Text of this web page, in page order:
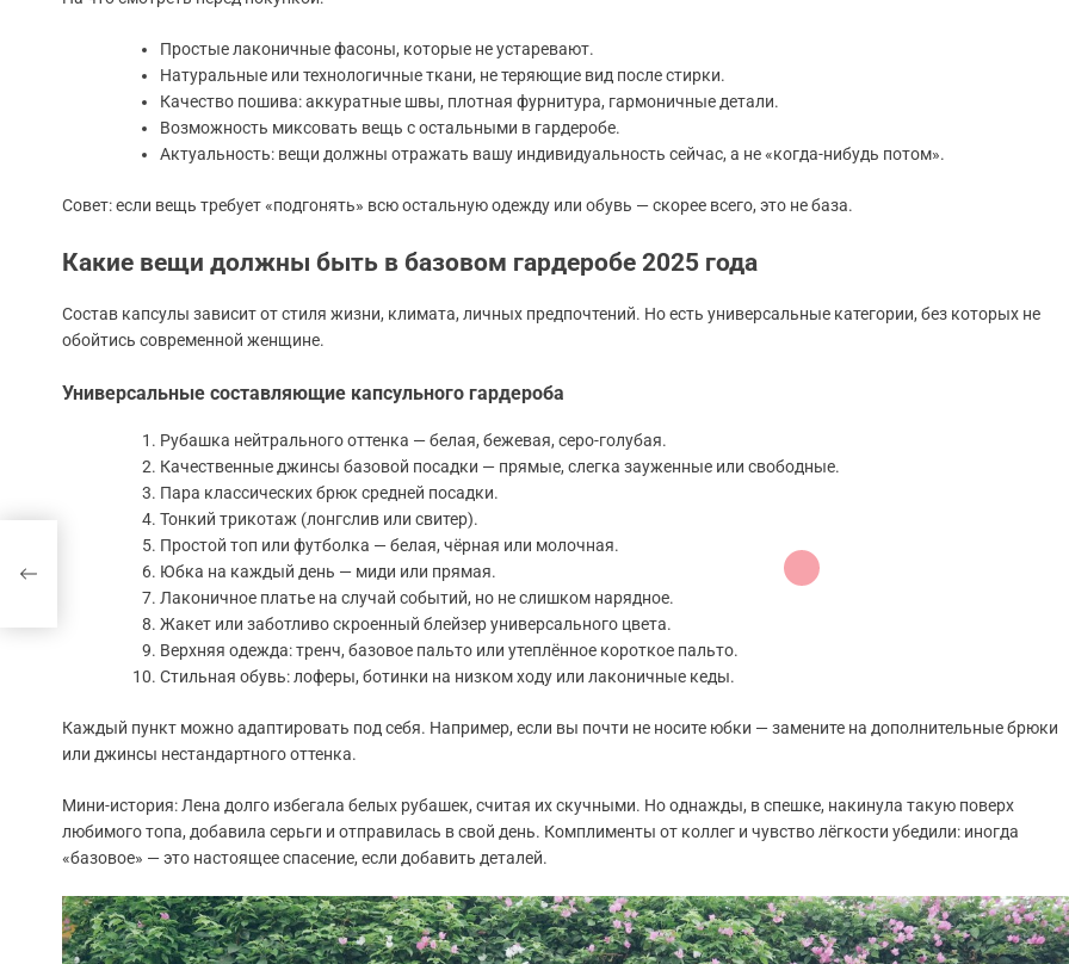
Простые лаконичные фасоны, которые не устаревают.
Натуральные или технологичные ткани, не теряющие вид после стирки.
Качество пошива: аккуратные швы, плотная фурнитура, гармоничные детали.
Возможность миксовать вещь с остальными в гардеробе.
Актуальность: вещи должны отражать вашу индивидуальность сейчас, а не «когда-нибудь потом».
Совет: если вещь требует «подгонять» всю остальную одежду или обувь — скорее всего, это не база.
Какие вещи должны быть в базовом гардеробе 2025 года
Состав капсулы зависит от стиля жизни, климата, личных предпочтений. Но есть универсальные категории, без которых не
обойтись современной женщине.
Универсальные составляющие капсульного гардероба
Рубашка нейтрального оттенка — белая, бежевая, серо-голубая.
Качественные джинсы базовой посадки — прямые, слегка зауженные или свободные.
Пара классических брюк средней посадки.
Тонкий трикотаж (лонгслив или свитер).
Простой топ или футболка — белая, чёрная или молочная.
Юбка на каждый день — миди или прямая.
Лаконичное платье на случай событий, но не слишком нарядное.
Жакет или заботливо скроенный блейзер универсального цвета.
Верхняя одежда: тренч, базовое пальто или утеплённое короткое пальто.
Стильная обувь: лоферы, ботинки на низком ходу или лаконичные кеды.
Каждый пункт можно адаптировать под себя. Например, если вы почти не носите юбки — замените на дополнительные брюки
или джинсы нестандартного оттенка.
Мини-история: Лена долго избегала белых рубашек, считая их скучными. Но однажды, в спешке, накинула такую поверх
любимого топа, добавила серьги и отправилась в свой день. Комплименты от коллег и чувство лёгкости убедили: иногда
«базовое» — это настоящее спасение, если добавить деталей.